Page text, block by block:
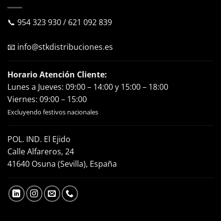
📞 954 323 930/ 621 092 839
📧 info@stkdistribuciones.es
Horario Atención Cliente:
Lunes a Jueves: 09:00 – 14:00 y 15:00 – 18:00
Viernes: 09:00 – 15:00
Excluyendo festivos nacionales
POL. IND. El Ejido
Calle Alfareros, 24
41640 Osuna (Sevilla), España